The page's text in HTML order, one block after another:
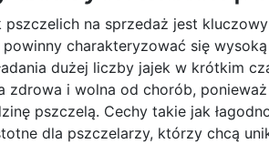
na sprzedaż jest
charakteryzować się wysoką
dużej liczby jajek w krótkim
zdrowa i wolna od chorób,
pszczelą. Cechy takie jak
dla pszczelarzy, którzy chcą